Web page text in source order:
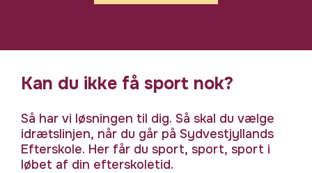
Kan du ikke få sport nok?
Så har vi løsningen til dig. Så skal du vælge
idrætslinjen, når du går på Sydvestjyllands
Efterskole. Her får du sport, sport, sport i
løbet af din efterskoletid.